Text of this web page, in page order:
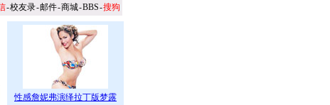
-校友录-邮件-商城-BBS-搜狗